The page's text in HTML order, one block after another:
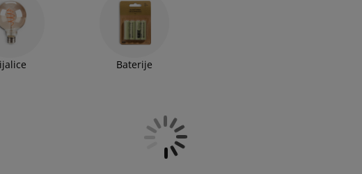
na ključnim mestima u vašoj trpezariji.
moderan komad dekoracije. Kako biste uvek imali
Baterije